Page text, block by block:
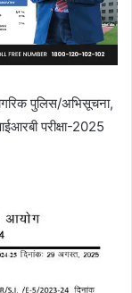
पुलिस/अभिसूचना,
परीक्षा-2025